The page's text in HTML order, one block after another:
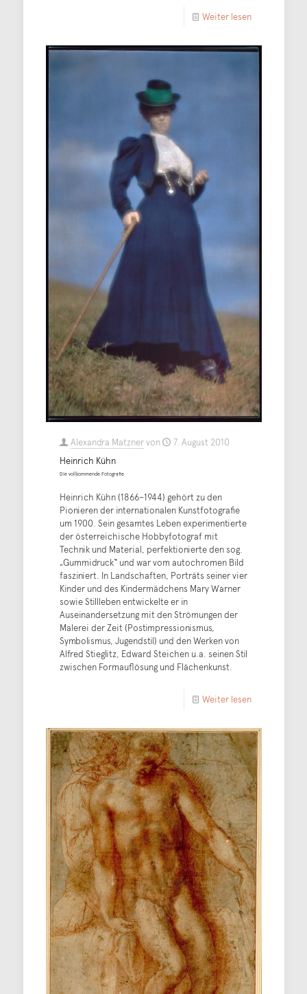
Weiter lesen
Alexandra Matznervon
7. August 2010
Heinrich Kühn
Die vollkommende Fotografie
Heinrich Kühn (1866–1944) gehört zu den
Pionieren der internationalen Kunstfotografie
um 1900. Sein gesamtes Leben experimentierte
der österreichische Hobbyfotograf mit
Technik und Material, perfektionierte den sog.
„Gummidruck“ und war vom autochromen Bild
fasziniert. In Landschaften, Porträts seiner vier
Kinder und des Kindermädchens Mary Warner
sowie Stillleben entwickelte er in
Auseinandersetzung mit den Strömungen der
Malerei der Zeit (Postimpressionismus,
Symbolismus, Jugendstil) und den Werken von
Alfred Stieglitz, Edward Steichen u.a. seinen Stil
zwischen Formauflösung und Flächenkunst.
Weiter lesen